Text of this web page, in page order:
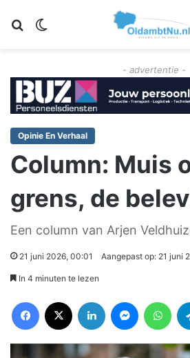
Zoeken
- advertentie -
Opinie En Verhaal
Column: Muis
grens, de
Een column van Arjen
21 juni 2026, 00:01 Aangepast op: 21 juni
In 4 minuten te lezen